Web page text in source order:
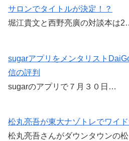
o
o
サロンでタイトルが決定！？
堀江貴文と西野亮廣の対談本は
sugarアプリをメンタリスト
信の評判
sugarのアプリで７月３０日…
松丸亮吾が東大ナゾトレでワイ
松丸亮吾さんがダウンタウンの